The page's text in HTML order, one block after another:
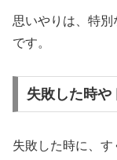
思いやりは、特
です。
失敗した時や
失敗した時に、